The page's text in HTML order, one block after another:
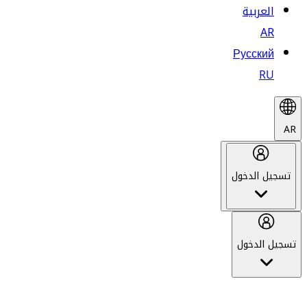
العربية
AR
Русский
RU
AR
تسجيل الدخول
تسجيل الدخول